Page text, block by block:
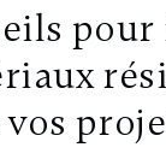
vos